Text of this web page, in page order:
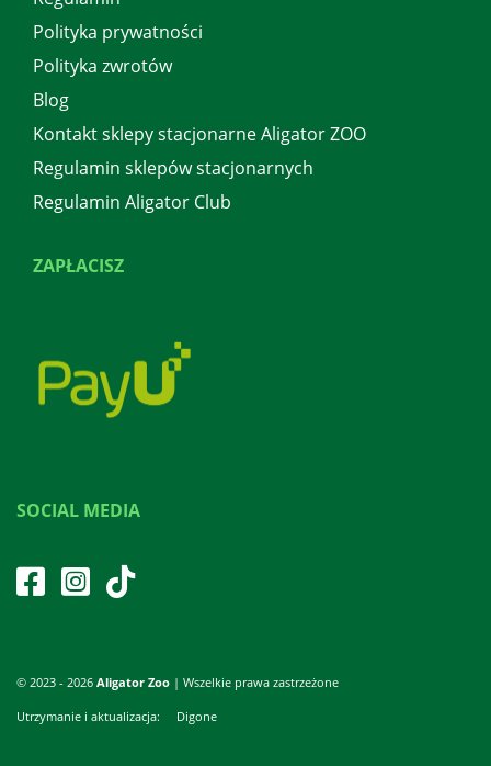
Polityka prywatności
Polityka zwrotów
Blog
Kontakt sklepy stacjonarne Aligator ZOO
Regulamin sklepów stacjonarnych
Regulamin Aligator Club
ZAPŁACISZ
SOCIAL MEDIA
© 2023 - 2026 Aligator Zoo | Wszelkie prawa zastrzeżone
Utrzymanie i aktualizacja: Digone